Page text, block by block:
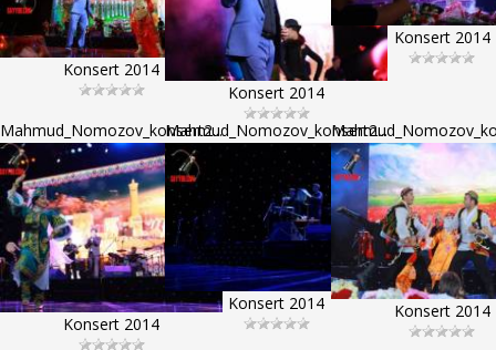
Konsert 2014
Konsert 2014
Konsert 2014
Mahmud_Nomozov_konsert2...
Konsert 2014
Mahmud_Nomozov_konsert2...
Konsert 2014 Konsert 2014